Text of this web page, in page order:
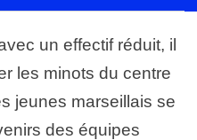
un effectif réduit, il
les minots du centre
jeunes marseillais se
des équipes